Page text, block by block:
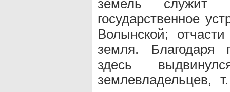
земель
государственное
Волынской;
земля. Благодаря
здесь
землевладельцев,